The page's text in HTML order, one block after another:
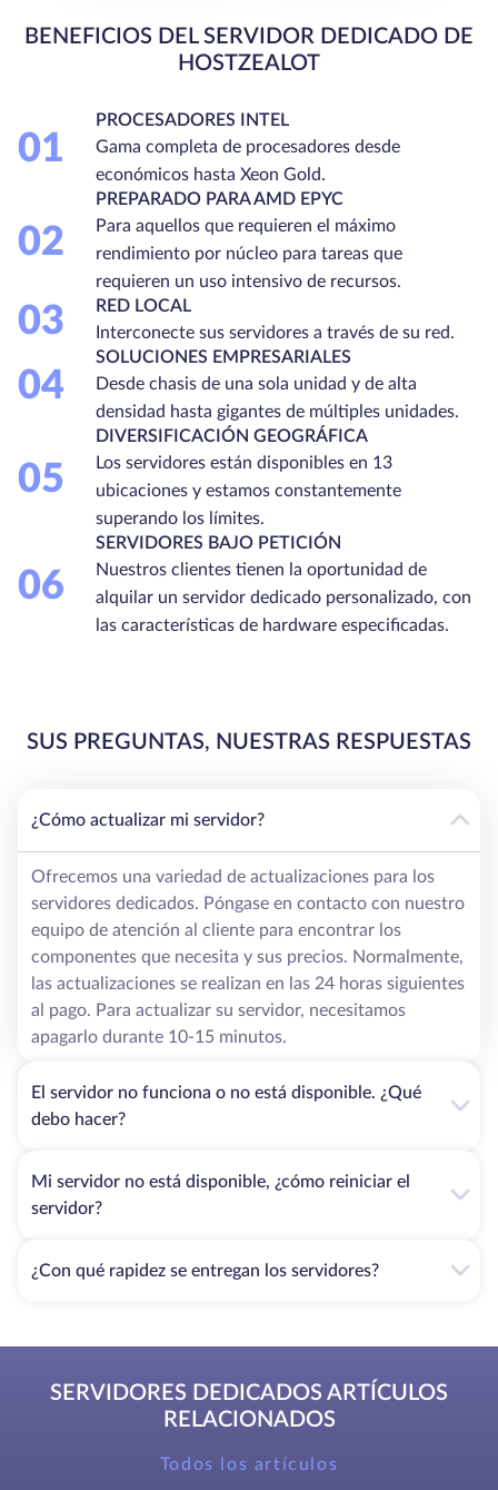
BENEFICIOS DEL SERVIDOR DEDICADO DE
HOSTZEALOT
01
PROCESADORES INTEL
Gama completa de procesadores desde
económicos hasta Xeon Gold.
02
PREPARADO PARA AMD EPYC
Para aquellos que requieren el máximo
rendimiento por núcleo para tareas que
requieren un uso intensivo de recursos.
03
RED LOCAL
Interconecte sus servidores a través de su red.
04
SOLUCIONES EMPRESARIALES
Desde chasis de una sola unidad y de alta
densidad hasta gigantes de múltiples unidades.
05
DIVERSIFICACIÓN GEOGRÁFICA
Los servidores están disponibles en 13
ubicaciones y estamos constantemente
superando los límites.
06
SERVIDORES BAJO PETICIÓN
Nuestros clientes tienen la oportunidad de
alquilar un servidor dedicado personalizado, con
las características de hardware especificadas.
SUS PREGUNTAS, NUESTRAS RESPUESTAS
¿Cómo actualizar mi servidor?
Ofrecemos una variedad de actualizaciones para los
servidores dedicados. Póngase en contacto con nuestro
equipo de atención al cliente para encontrar los
componentes que necesita y sus precios. Normalmente,
las actualizaciones se realizan en las 24 horas siguientes
al pago. Para actualizar su servidor, necesitamos
apagarlo durante 10-15 minutos.
El servidor no funciona o no está disponible. ¿Qué
debo hacer?
Mi servidor no está disponible, ¿cómo reiniciar el
servidor?
¿Con qué rapidez se entregan los servidores?
SERVIDORES DEDICADOS ARTÍCULOS
RELACIONADOS
Todos los artículos